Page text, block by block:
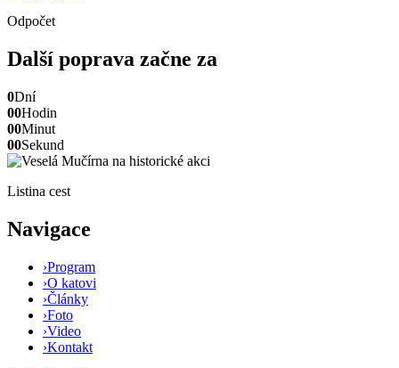
Odpočet
Další poprava začne za
0Dní
00Hodin
00Minut
00Sekund
Listina cest
Navigace
›Program
›O katovi
›Články
›Foto
›Video
›Kontakt